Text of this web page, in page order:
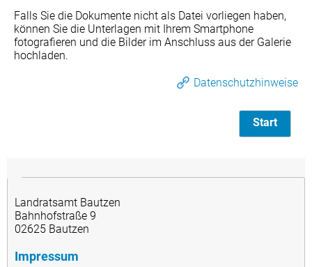
Falls Sie die Dokumente nicht als Datei vorliegen haben,
können Sie die Unterlagen mit Ihrem Smartphone
fotografieren und die Bilder im Anschluss aus der Galerie
hochladen.
Datenschutzhinweise
Start
Landratsamt Bautzen
Bahnhofstraße 9
02625 Bautzen
Impressum